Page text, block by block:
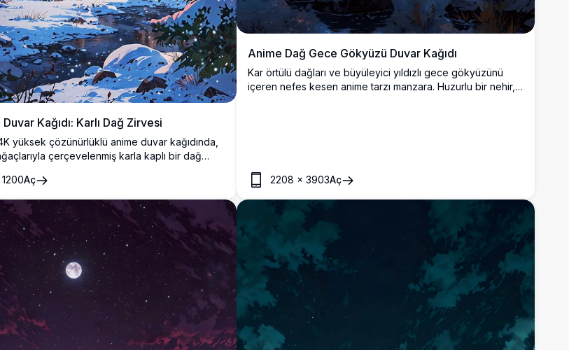
Kağıdı: Karlı Dağ Zirvesi
yüksek çözünürlüklü anime duvar kağıdında,
çerçevelenmiş karla kaplı bir dağ
güzelliğini deneyimleyin. Doğanın
sanatının cazibesiyle birleştirmeyi sevenler
1200Aç
Anime Dağ Gece Gökyüzü Duvar Kağıdı
Kar örtülü dağları ve büyüleyici yıldızlı gece gökyüzünü
içeren nefes kesen anime tarzı manzara. Huzurlu bir nehir,
2208 × 3903Aç